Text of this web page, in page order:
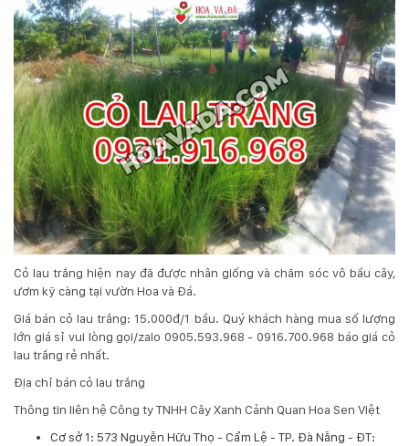
Cỏ lau trắng hiện nay đã được nhân giống và chăm sóc vô bầu cây,
ươm kỹ càng tại vườn Hoa và Đá.
Giá bán cỏ lau trắng: 15.000đ/1 bầu. Quý khách hàng mua số lượng
lớn giá sỉ vui lòng gọi/zalo 0905.593.968 - 0916.700.968 báo giá cỏ
lau trắng rẻ nhất.
Địa chỉ bán cỏ lau trắng
Thông tin liên hệ Công ty TNHH Cây Xanh Cảnh Quan Hoa Sen Việt
Cơ sở 1: 573 Nguyễn Hữu Thọ - Cẩm Lệ - TP. Đà Nẵng - ĐT: